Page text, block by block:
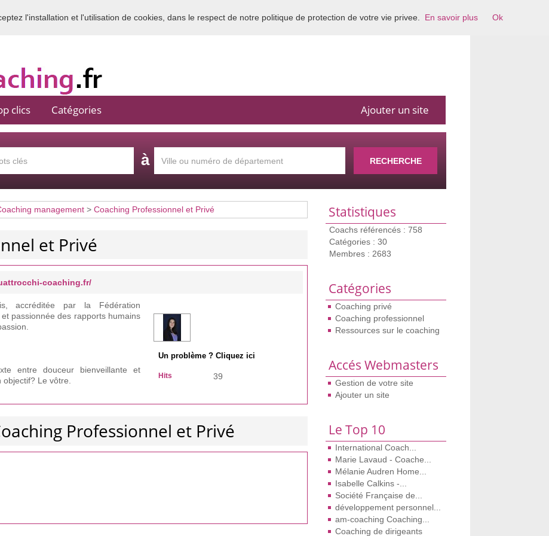
Bienvenue sur l'annuaire du coaching en France
clics Catégories Ajouter un site
à RECHERCHE
Statistiques
Coachs référencés : 758
Catégories : 30
Membres : 2683
Catégories
Coaching privé
Coaching professionnel
Ressources sur le coaching
Accés Webmasters
Gestion de votre site
Ajouter un site
Le Top 10
International Coach...
Marie Lavaud - Coache...
Mélanie Audren Home...
Isabelle Calkins -...
Société Française de...
développement personnel...
am-coaching Coaching...
Coaching de dirigeants
management > Coaching Professionnel et Privé
et Privé
coaching.fr/
accréditée par la Fédération
passionnée des rapports humains
entre douceur bienveillante et
Le vôtre.
Un problème ? Cliquez ici
Hits 39
Professionnel et Privé
l'installation et l'utilisation de cookies, dans le respect de notre politique de protection de votre vie privee. En savoir plus Ok